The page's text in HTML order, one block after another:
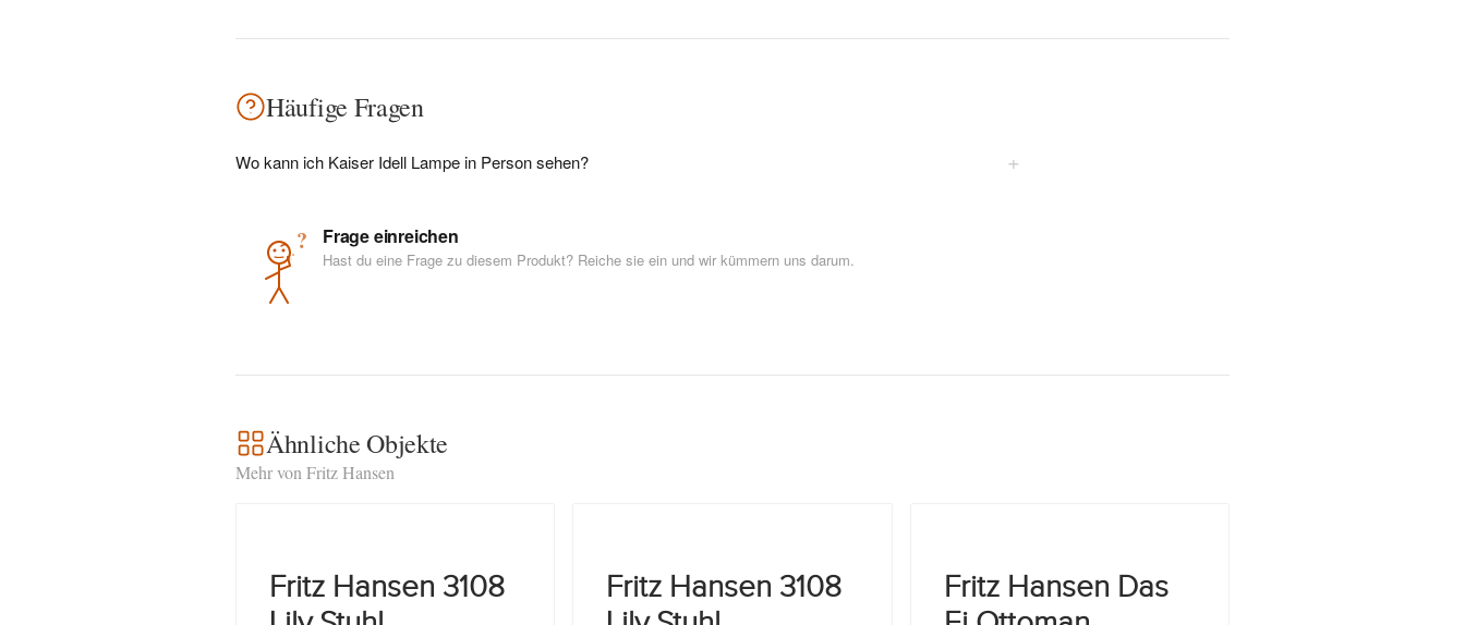
Häufige Fragen
Wo kann ich Kaiser Idell Lampe in Person sehen? +
? Frage einreichen
Hast du eine Frage zu diesem Produkt? Reiche sie ein und wir kümmern uns darum.
Ähnliche Objekte
Mehr von Fritz Hansen
Fritz Hansen 3108
Fritz Hansen 3108
Fritz Hansen Das